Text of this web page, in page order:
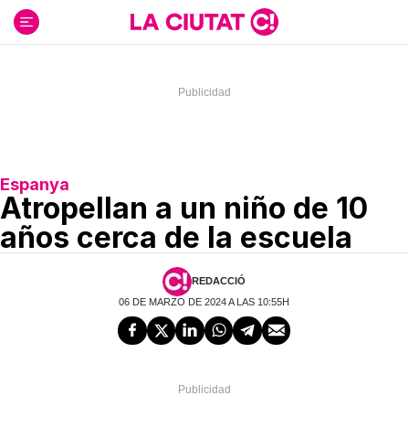
contenido
Espanya
Atropellan a un niño de 10
años cerca de la escuela
REDACCIÓ
06 DE MARZO DE 2024 A LAS 10:55H